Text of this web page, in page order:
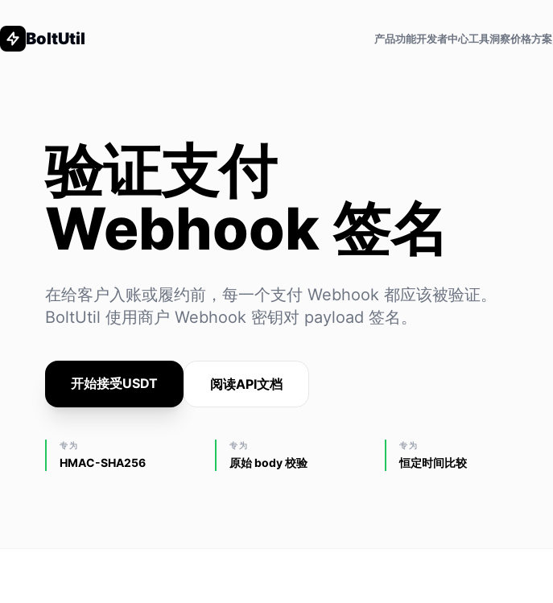
BoltUtil 产品功能开发者中心工具洞察价格方案
验证支付
Webhook 签名
在给客户入账或履约前，每一个支付 Webhook 都应该被验证。
BoltUtil 使用商户 Webhook 密钥对 payload 签名。
开始接受USDT 阅读API文档
专为
HMAC-SHA256
专为
原始 body 校验
专为
恒定时间比较